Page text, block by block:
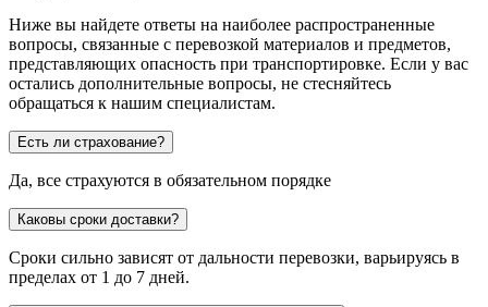
Ниже вы найдете ответы на наиболее распространенные
вопросы, связанные с перевозкой материалов и предметов,
представляющих опасность при транспортировке. Если у вас
остались дополнительные вопросы, не стесняйтесь
обращаться к нашим специалистам.
Есть ли страхование?
Да, все страхуются в обязательном порядке
Каковы сроки доставки?
Сроки сильно зависят от дальности перевозки, варьируясь в
пределах от 1 до 7 дней.